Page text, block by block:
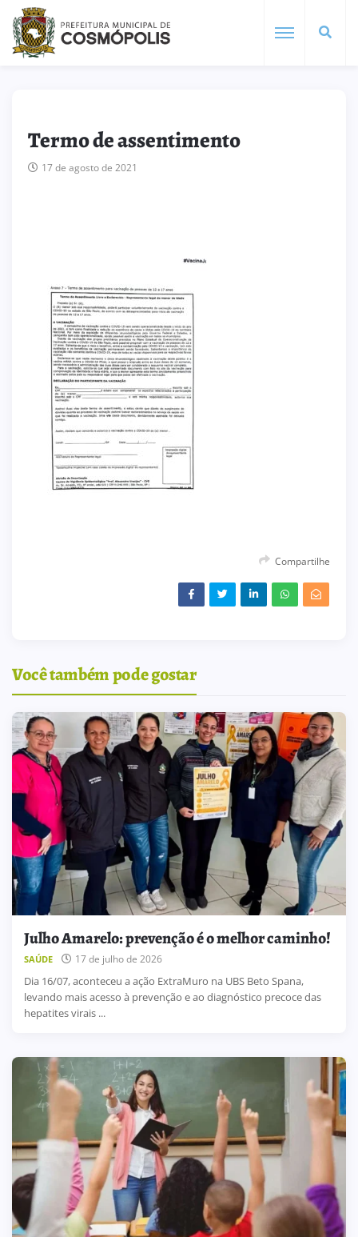
Termo de assentimento
17 de agosto de 2021
Compartilhe
Você também pode gostar
Julho Amarelo: prevenção é o melhor caminho!
SAÚDE 17 de julho de 2026
Dia 16/07, aconteceu a ação ExtraMuro na UBS Beto Spana,
levando mais acesso à prevenção e ao diagnóstico precoce das
hepatites virais ...